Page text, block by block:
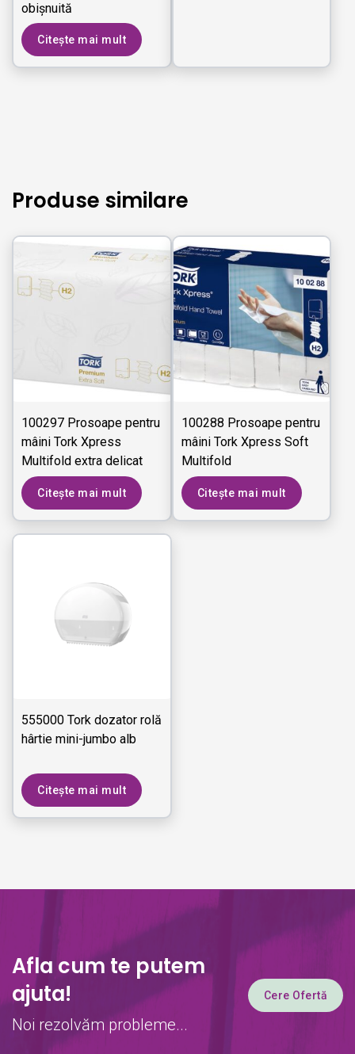
obişnuită
Citește mai mult
Produse similare
100297 Prosoape pentru
mâini Tork Xpress
Multifold extra delicat
Citește mai mult
100288 Prosoape pentru
mâini Tork Xpress Soft
Multifold
Citește mai mult
555000 Tork dozator rolă
hârtie mini-jumbo alb
Citește mai mult
Afla cum te putem
ajuta!
Noi rezolvăm probleme...
Cere Ofertă